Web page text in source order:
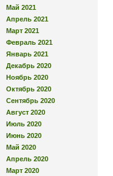
Май 2021
Апрель 2021
Март 2021
Февраль 2021
Январь 2021
Декабрь 2020
Ноябрь 2020
Октябрь 2020
Сентябрь 2020
Август 2020
Июль 2020
Июнь 2020
Май 2020
Апрель 2020
Март 2020